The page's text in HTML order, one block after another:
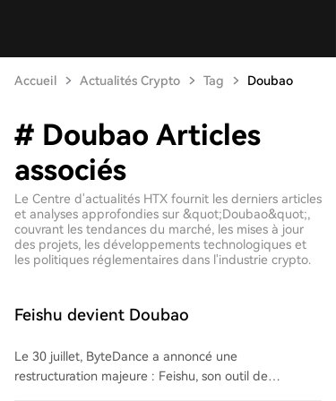
Accueil Actualités Crypto Tag Doubao
# Doubao Articles
associés
Le Centre d'actualités HTX fournit les derniers articles
et analyses approfondies sur &quot;Doubao&quot;,
couvrant les tendances du marché, les mises à jour
des projets, les développements technologiques et
les politiques réglementaires dans l'industrie crypto.
Feishu devient Doubao
Le 30 juillet, ByteDance a annoncé une
restructuration majeure : Feishu, son outil de